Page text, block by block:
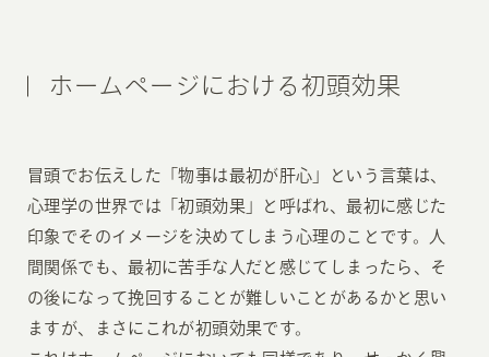
ホームページにおける初頭効果
冒頭でお伝えした「物事は最初が肝心」という言葉は、
心理学の世界では「初頭効果」と呼ばれ、最初に感じた
印象でそのイメージを決めてしまう心理のことです。人
間関係でも、最初に苦手な人だと感じてしまったら、そ
の後になって挽回することが難しいことがあるかと思い
ますが、まさにこれが初頭効果です。